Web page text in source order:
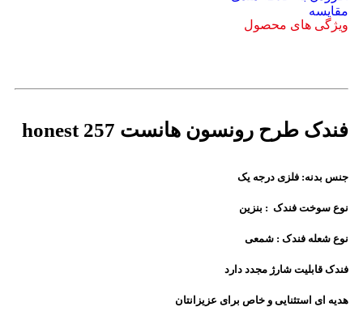
مقايسه
ویژگی های محصول
فندک طرح رونسون هانست honest 257
جنس بدنه: فلزی درجه یک
نوع سوخت فندک : بنزین
نوع شعله فندک : شمعی
فندک قابلیت شارژ مجدد دارد
هدیه ای استثنایی و خاص برای عزیزانتان